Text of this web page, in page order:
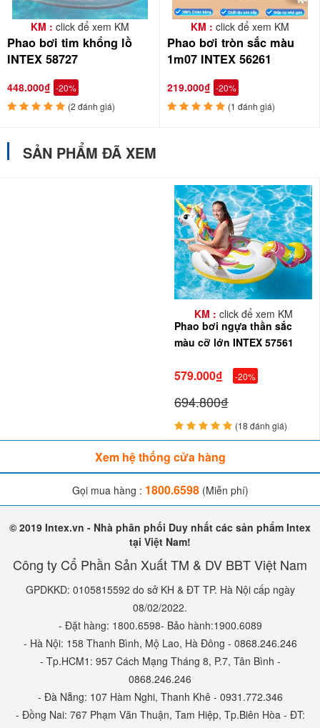
KM : click để xem KM
Phao bơi tim khổng lồ
INTEX 58727
448.000₫ -20%
(2 đánh giá)
KM : click để xem KM
Phao bơi tròn sắc màu
1m07 INTEX 56261
219.000₫ -20%
(1 đánh giá)
SẢN PHẨM ĐÃ XEM
KM : click để xem KM
Phao bơi ngựa thần sắc
màu cỡ lớn INTEX 57561
579.000₫ -20%
694.800₫
(18 đánh giá)
Xem hệ thống cửa hàng
Gọi mua hàng : 1800.6598(Miễn phí)
© 2019 Intex.vn - Nhà phân phối Duy nhất các sản phẩm Intex
tại Việt Nam!
Công ty Cổ Phần Sản Xuất TM & DV BBT Việt Nam
GPDKKD: 0105815592 do sở KH & ĐT TP. Hà Nội cấp ngày
08/02/2022.
- Đặt hàng: 1800.6598- Bảo hành:1900.6089
- Hà Nội: 158 Thanh Bình, Mộ Lao, Hà Đông - 0868.246.246
- Tp.HCM1: 957 Cách Mạng Tháng 8, P.7, Tân Bình -
0868.246.246
- Đà Nẵng: 107 Hàm Nghi, Thanh Khê - 0931.772.346
- Đồng Nai: 767 Phạm Văn Thuận, Tam Hiệp, Tp.Biên Hòa - ĐT: